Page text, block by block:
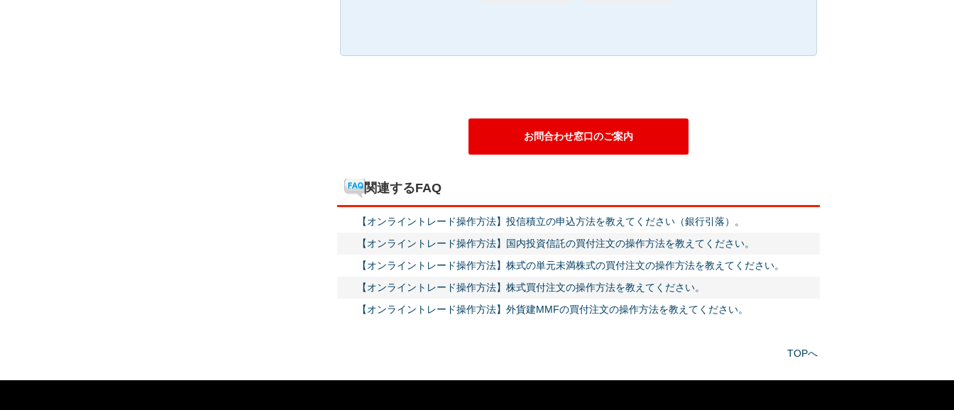
お問合わせ窓口のご案内
関連するFAQ
【オンライントレード操作方法】投信積立の申込方法を教えてください（銀行引落）。
【オンライントレード操作方法】国内投資信託の買付注文の操作方法を教えてください。
【オンライントレード操作方法】株式の単元未満株式の買付注文の操作方法を教えてください。
【オンライントレード操作方法】株式買付注文の操作方法を教えてください。
【オンライントレード操作方法】外貨建MMFの買付注文の操作方法を教えてください。
TOPへ